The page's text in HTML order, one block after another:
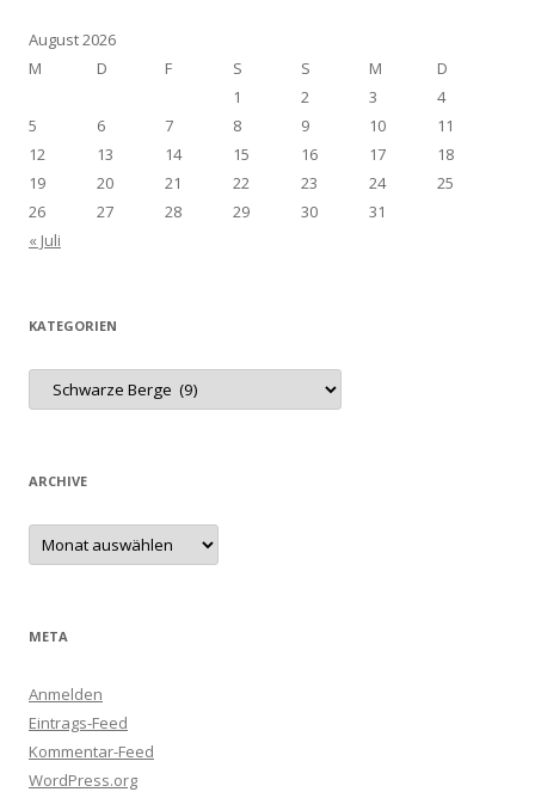
August 2026
M
D F S S M
D
1
2 3
4
5
6 7 8 9 10
11
12
13 14 15 16 17
18
19
20 21 22 23 24
25
26
27 28 29 30
31
« Juli
KATEGORIEN
Kategorien
ARCHIVE
Archive
META
Anmelden
Eintrags-Feed
Kommentar-Feed
WordPress.org